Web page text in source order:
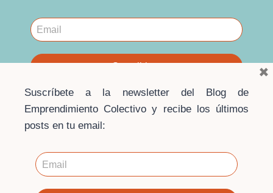
HOLÍSTICA
© 2026 · Blog Emprendimiento Colectivo ·
Escuela de
Suscríbete a la newsletter del Blog de
Emprendimiento Colectivo y recibe los últimos
posts en tu email:
×